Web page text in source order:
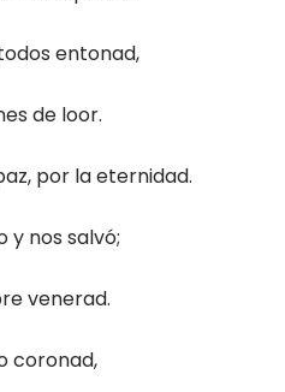
entonad,
de loor.
por la eternidad.
y nos salvó;
venerad.
coronad,